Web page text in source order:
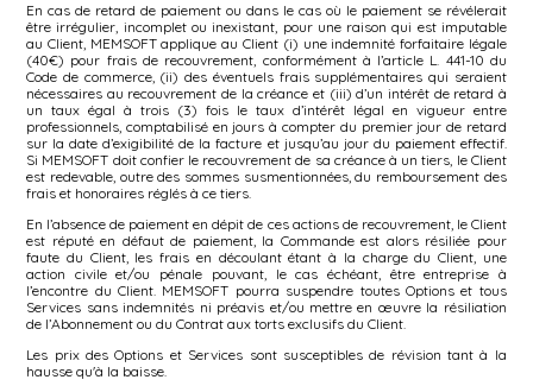
En cas de retard de paiement ou dans le cas où le paiement se révélerait
être irrégulier, incomplet ou inexistant, pour une raison qui est imputable
au Client, MEMSOFT applique au Client (i) une indemnité forfaitaire légale
(40€) pour frais de recouvrement, conformément à l’article L. 441-10 du
Code de commerce, (ii) des éventuels frais supplémentaires qui seraient
nécessaires au recouvrement de la créance et (iii) d’un intérêt de retard à
un taux égal à trois (3) fois le taux d’intérêt légal en vigueur entre
professionnels, comptabilisé en jours à compter du premier jour de retard
sur la date d’exigibilité de la facture et jusqu’au jour du paiement effectif.
Si MEMSOFT doit confier le recouvrement de sa créance à un tiers, le Client
est redevable, outre des sommes susmentionnées, du remboursement des
frais et honoraires réglés à ce tiers.
En l’absence de paiement en dépit de ces actions de recouvrement, le Client
est réputé en défaut de paiement, la Commande est alors résiliée pour
faute du Client, les frais en découlant étant à la charge du Client, une
action civile et/ou pénale pouvant, le cas échéant, être entreprise à
l’encontre du Client. MEMSOFT pourra suspendre toutes Options et tous
Services sans indemnités ni préavis et/ou mettre en œuvre la résiliation
de l’Abonnement ou du Contrat aux torts exclusifs du Client.
Les prix des Options et Services sont susceptibles de révision tant à la
hausse qu'à la baisse.